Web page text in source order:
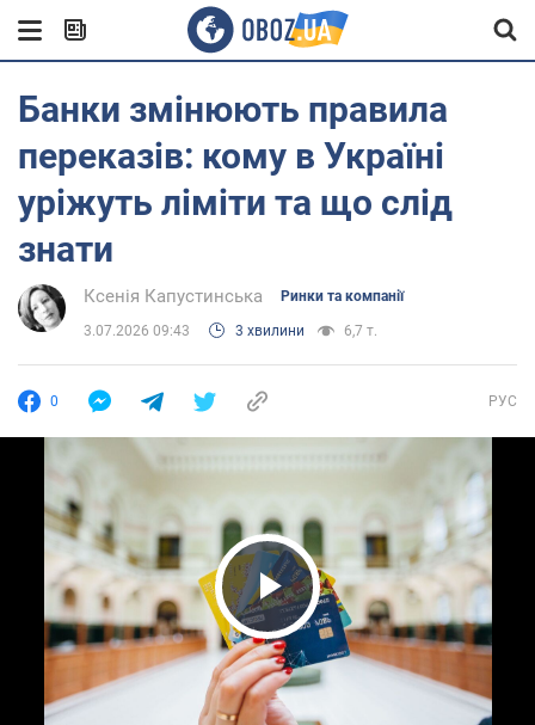
Банки змінюють правила
переказів: кому в Україні
уріжуть ліміти та що слід
знати
Ксенія Капустинська Ринки та компанії
3.07.2026 09:43 3 хвилини 6,7 т.
0 РУС
Play Video